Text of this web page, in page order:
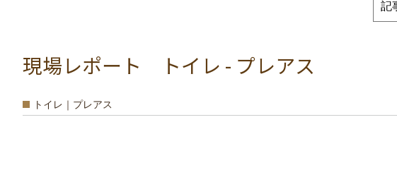
現場レポート トイレ - プレアス
トイレ｜プレアス